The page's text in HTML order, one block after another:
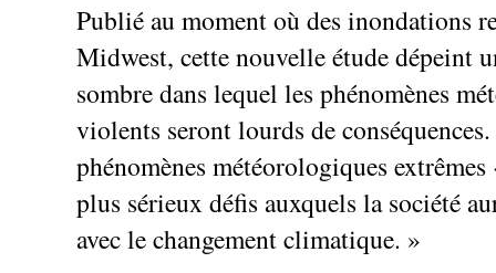
Publié au moment où des inondations
Midwest, cette nouvelle étude dépeint
sombre dans lequel les phénomènes
violents seront lourds de
phénomènes météorologiques
plus sérieux défis auxquels la société
avec le changement climatique. »